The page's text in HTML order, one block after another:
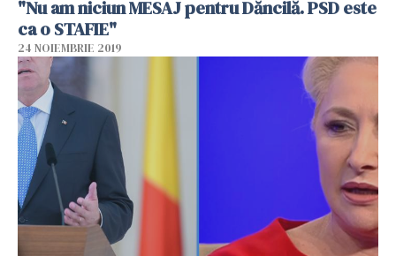
"Nu am niciun MESAJ pentru Dăncilă. PSD este
ca o STAFIE"
24 NOIEMBRIE 2019